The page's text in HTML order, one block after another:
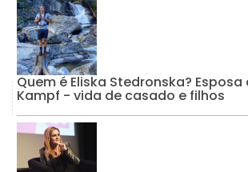
Quem é Eliska Stedronska? Esposa
Kampf - vida de casado e filhos